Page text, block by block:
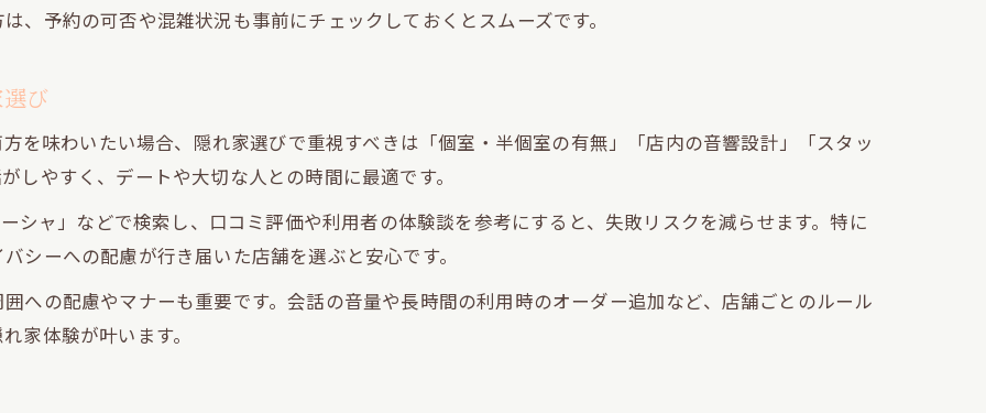
、予約の可否や混雑状況も事前にチェックしておくとスムーズです。
び
を味わいたい場合、隠れ家選びで重視すべきは「個室・半個室の有無」「店内の音響設計」「スタッ
しやすく、デートや大切な人との時間に最適です。
シャ」などで検索し、口コミ評価や利用者の体験談を参考にすると、失敗リスクを減らせます。特に
シーへの配慮が行き届いた店舗を選ぶと安心です。
への配慮やマナーも重要です。会話の音量や長時間の利用時のオーダー追加など、店舗ごとのルール
家体験が叶います。